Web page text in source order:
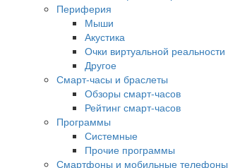
Периферия
Мыши
Акустика
Очки виртуальной реальности
Другое
Смарт-часы и браслеты
Обзоры смарт-часов
Рейтинг смарт-часов
Программы
Системные
Прочие программы
Смартфоны и мобильные телефоны